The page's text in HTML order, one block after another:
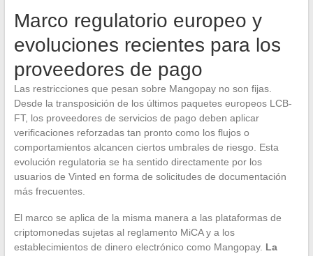
Marco regulatorio europeo y
evoluciones recientes para los
proveedores de pago
Las restricciones que pesan sobre Mangopay no son fijas.
Desde la transposición de los últimos paquetes europeos LCB-
FT, los proveedores de servicios de pago deben aplicar
verificaciones reforzadas tan pronto como los flujos o
comportamientos alcancen ciertos umbrales de riesgo. Esta
evolución regulatoria se ha sentido directamente por los
usuarios de Vinted en forma de solicitudes de documentación
más frecuentes.
El marco se aplica de la misma manera a las plataformas de
criptomonedas sujetas al reglamento MiCA y a los
establecimientos de dinero electrónico como Mangopay. La